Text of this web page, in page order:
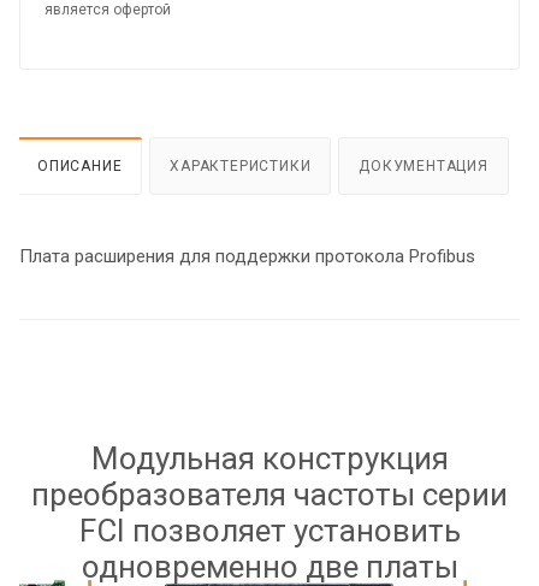
является офертой
ОПИСАНИЕ ХАРАКТЕРИСТИКИ ДОКУМЕНТАЦИЯ
Плата расширения для поддержки протокола Profibus
Модульная конструкция
преобразователя частоты серии
FCI позволяет установить
одновременно две платы